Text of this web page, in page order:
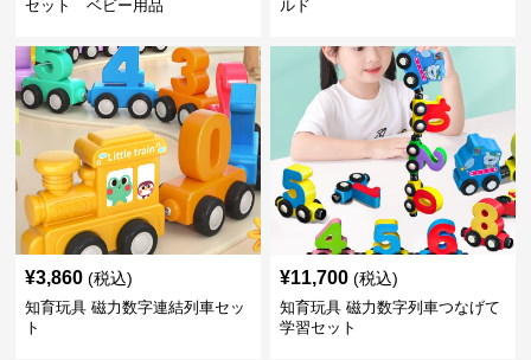
セット ベビー用品
ルド
¥3,860 (税込)
知育玩具 磁力数字連結列車セッ
ト
¥11,700 (税込)
知育玩具 磁力数字列車つなげて
学習セット